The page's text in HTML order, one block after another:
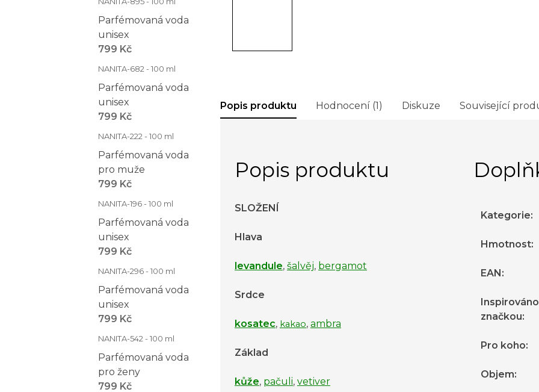
Parfémovaná voda
unisex
799 Kč
NANITA-682 - 100 ml
Parfémovaná voda
unisex
799 Kč
NANITA-222 - 100 ml
Parfémovaná voda
pro muže
799 Kč
NANITA-196 - 100 ml
Parfémovaná voda
unisex
799 Kč
NANITA-296 - 100 ml
Parfémovaná voda
unisex
799 Kč
NANITA-542 - 100 ml
Parfémovaná voda
pro ženy
799 Kč
Popis produktu Hodnocení (1) Diskuze Související
Popis produktu
SLOŽENÍ
Hlava
levandule, šalvěj, bergamot
Srdce
kosatec, kakao, ambra
Základ
kůže, pačuli, vetiver
Kategorie:
Hmotnost:
EAN :
Inspirováno
značkou:
Pro koho:
Objem: